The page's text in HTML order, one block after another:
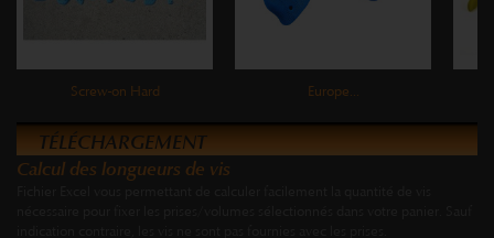
Screw-on Hard Europe...
TÉLÉCHARGEMENT
Calcul des longueurs de vis